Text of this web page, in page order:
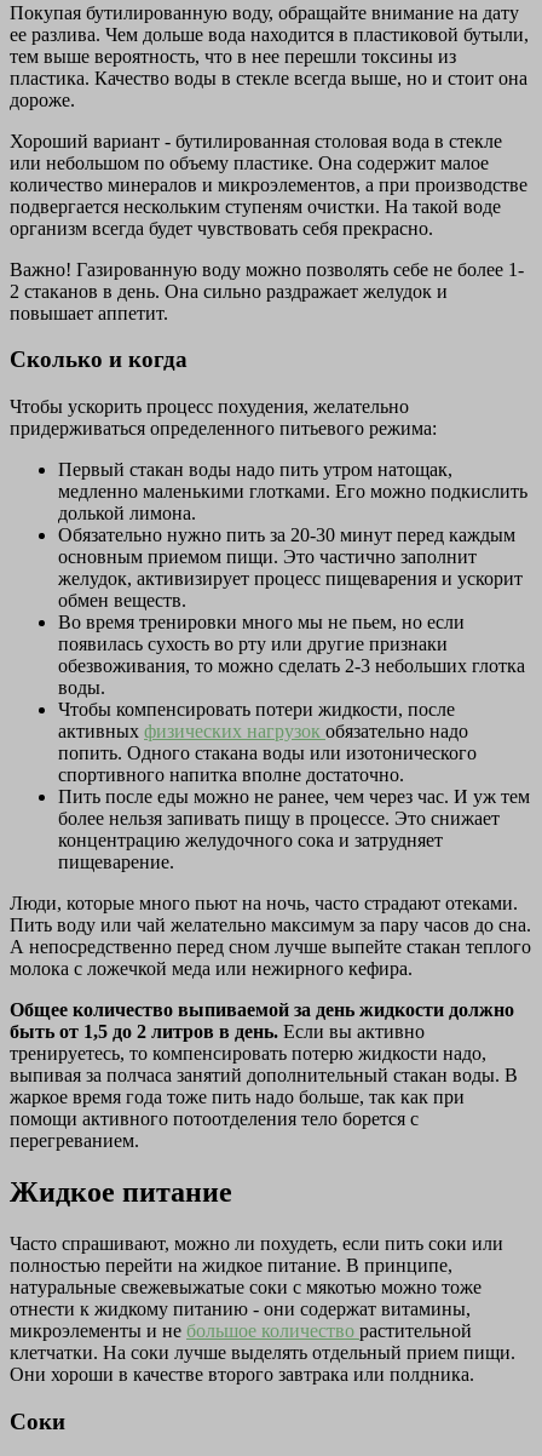
Покупая бутилированную воду, обращайте внимание на дату
ее разлива. Чем дольше вода находится в пластиковой бутыли,
тем выше вероятность, что в нее перешли токсины из
пластика. Качество воды в стекле всегда выше, но и стоит она
дороже.
Хороший вариант - бутилированная столовая вода в стекле
или небольшом по объему пластике. Она содержит малое
количество минералов и микроэлементов, а при производстве
подвергается нескольким ступеням очистки. На такой воде
организм всегда будет чувствовать себя прекрасно.
Важно! Газированную воду можно позволять себе не более 1-
2 стаканов в день. Она сильно раздражает желудок и
повышает аппетит.
Сколько и когда
Чтобы ускорить процесс похудения, желательно
придерживаться определенного питьевого режима:
Первый стакан воды надо пить утром натощак,
медленно маленькими глотками. Его можно подкислить
долькой лимона.
Обязательно нужно пить за 20-30 минут перед каждым
основным приемом пищи. Это частично заполнит
желудок, активизирует процесс пищеварения и ускорит
обмен веществ.
Во время тренировки много мы не пьем, но если
появилась сухость во рту или другие признаки
обезвоживания, то можно сделать 2-3 небольших глотка
воды.
Чтобы компенсировать потери жидкости, после
активных физических нагрузок обязательно надо
попить. Одного стакана воды или изотонического
спортивного напитка вполне достаточно.
Пить после еды можно не ранее, чем через час. И уж тем
более нельзя запивать пищу в процессе. Это снижает
концентрацию желудочного сока и затрудняет
пищеварение.
Люди, которые много пьют на ночь, часто страдают отеками.
Пить воду или чай желательно максимум за пару часов до сна.
А непосредственно перед сном лучше выпейте стакан теплого
молока с ложечкой меда или нежирного кефира.
Общее количество выпиваемой за день жидкости должно
быть от 1,5 до 2 литров в день. Если вы активно
тренируетесь, то компенсировать потерю жидкости надо,
выпивая за полчаса занятий дополнительный стакан воды. В
жаркое время года тоже пить надо больше, так как при
помощи активного потоотделения тело борется с
перегреванием.
Жидкое питание
Часто спрашивают, можно ли похудеть, если пить соки или
полностью перейти на жидкое питание. В принципе,
натуральные свежевыжатые соки с мякотью можно тоже
отнести к жидкому питанию - они содержат витамины,
микроэлементы и не большое количество растительной
клетчатки. На соки лучше выделять отдельный прием пищи.
Они хороши в качестве второго завтрака или полдника.
Соки